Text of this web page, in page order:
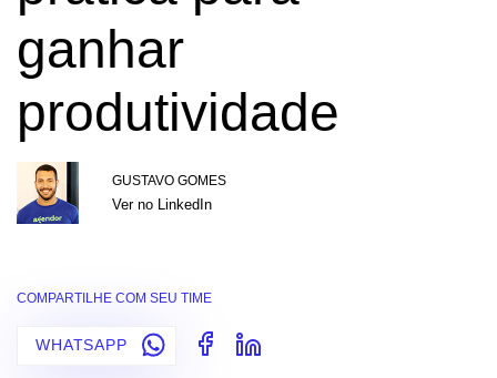
ganhar
produtividade
GUSTAVO GOMES
Ver no LinkedIn
COMPARTILHE COM SEU TIME
WHATSAPP